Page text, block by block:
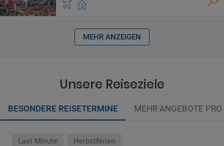
MEHR ANZEIGEN
Unsere Reiseziele
BESONDERE REISETERMINE MEHR ANGEBOTE
Last Minute Herbstferien